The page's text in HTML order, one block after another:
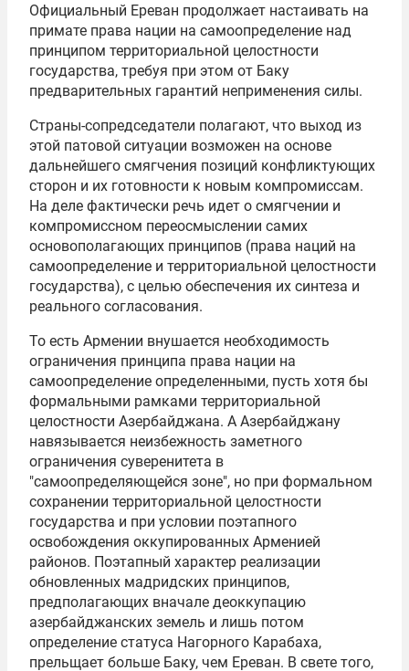
Официальный Ереван продолжает настаивать на
примате права нации на самоопределение над
принципом территориальной целостности
государства, требуя при этом от Баку
предварительных гарантий неприменения силы.
Страны-сопредседатели полагают, что выход из
этой патовой ситуации возможен на основе
дальнейшего смягчения позиций конфликтующих
сторон и их готовности к новым компромиссам.
На деле фактически речь идет о смягчении и
компромиссном переосмыслении самих
основополагающих принципов (права наций на
самоопределение и территориальной целостности
государства), с целью обеспечения их синтеза и
реального согласования.
То есть Армении внушается необходимость
ограничения принципа права нации на
самоопределение определенными, пусть хотя бы
формальными рамками территориальной
целостности Азербайджана. А Азербайджану
навязывается неизбежность заметного
ограничения суверенитета в
"самоопределяющейся зоне", но при формальном
сохранении территориальной целостности
государства и при условии поэтапного
освобождения оккупированных Арменией
районов. Поэтапный характер реализации
обновленных мадридских принципов,
предполагающих вначале деоккупацию
азербайджанских земель и лишь потом
определение статуса Нагорного Карабаха,
прельщает больше Баку, чем Ереван. В свете того,